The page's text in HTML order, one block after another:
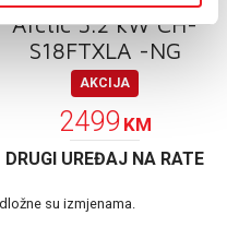
Arctic 5.2 kW CH-
S18FTXLA -NG
AKCIJA
2499 KM
DRUGI UREĐAJ NA RATE
su izmjenama.